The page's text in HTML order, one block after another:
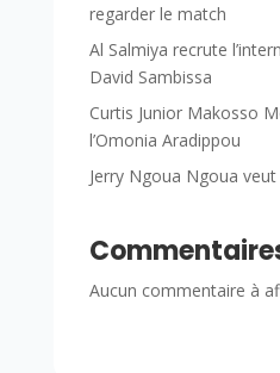
regarder le match
Al Salmiya recrute
David Sambissa
Curtis Junior Makosso
l’Omonia Aradippou
Jerry Ngoua Ngoua
Aucun commentaire à